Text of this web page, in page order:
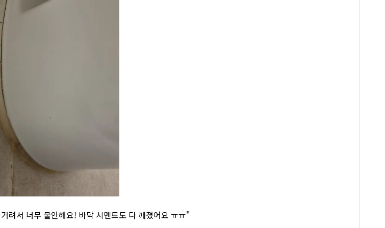
려서 너무 불안해요! 바닥 시멘트도 다 깨졌어요 ㅠㅠ"